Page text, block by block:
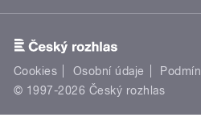
Cookies Osobní údaje
© 1997-2026 Český rozhlas